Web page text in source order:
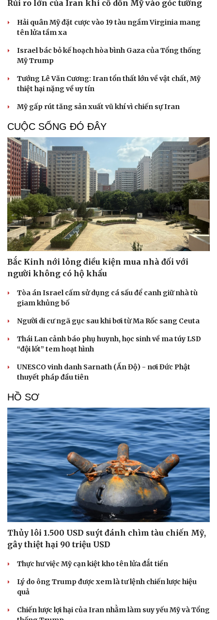
Rủi ro lớn của Iran khi cố dồn Mỹ vào góc tường
Hải quân Mỹ đặt cược vào 19 tàu ngầm Virginia mang
tên lửa tầm xa
Israel bác bỏ kế hoạch hòa bình Gaza của Tổng thống
Mỹ Trump
Tướng Lê Văn Cương: Iran tổn thất lớn về vật chất, Mỹ
thiệt hại nặng về uy tín
Mỹ gấp rút tăng sản xuất vũ khí vì chiến sự Iran
CUỘC SỐNG ĐÓ ĐÂY
Bắc Kinh nới lỏng điều kiện mua nhà đối với
người không có hộ khẩu
Tòa án Israel cấm sử dụng cá sấu để canh giữ nhà tù
giam khủng bố
Người di cư ngã gục sau khi bơi từ Ma Rốc sang Ceuta
Thái Lan cảnh báo phụ huynh, học sinh về ma túy LSD
“đội lốt” tem hoạt hình
UNESCO vinh danh Sarnath (Ấn Độ) - nơi Đức Phật
thuyết pháp đầu tiên
HỒ SƠ
Thủy lôi 1.500 USD suýt đánh chìm tàu chiến Mỹ,
gây thiệt hại 90 triệu USD
Thực hư việc Mỹ cạn kiệt kho tên lửa đắt tiền
Lý do ông Trump được xem là tư lệnh chiến lược hiệu
quả
Chiến lược lợi hại của Iran nhằm làm suy yếu Mỹ và Tổng